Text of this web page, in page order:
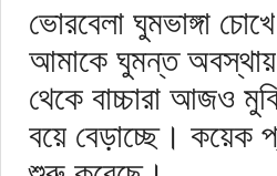
ভোরবেলা ঘুমভাঙ্গা
আমাকে ঘুমন্ত অবস্থায়
থেকে বাচ্চারা আজও
বয়ে বেড়াচ্ছে। কয়েক